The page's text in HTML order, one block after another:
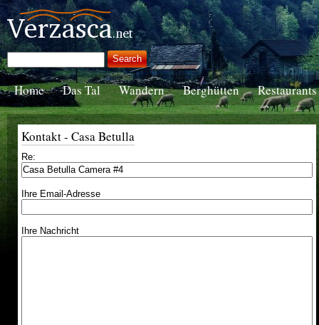
Home Das Tal Wandern Berghütten Restaurants
Kontakt - Casa Betulla
Re:
Ihre Email-Adresse
Ihre Nachricht